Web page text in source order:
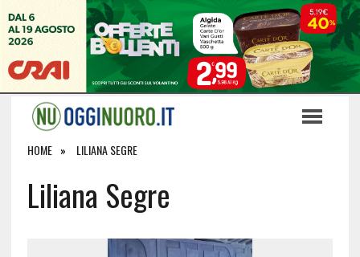
HOME LILIANA SEGRE
Liliana Segre